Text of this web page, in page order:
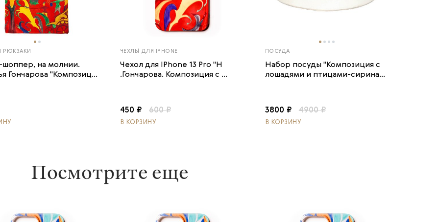
РЮКЗАКИ
шоппер, на молнии.
Гончарова "Композиц...
ЧЕХЛЫ ДЛЯ IPHONE
Чехол для IPhone 13 Pro "Н
.Гончарова. Композиция с ...
450 ₽ 600 ₽
В КОРЗИНУ
ПОСУДА
Набор посуды "Композиция с
лошадями и птицами-сирина...
3800 ₽ 4900 ₽
В КОРЗИНУ
Посмотрите еще